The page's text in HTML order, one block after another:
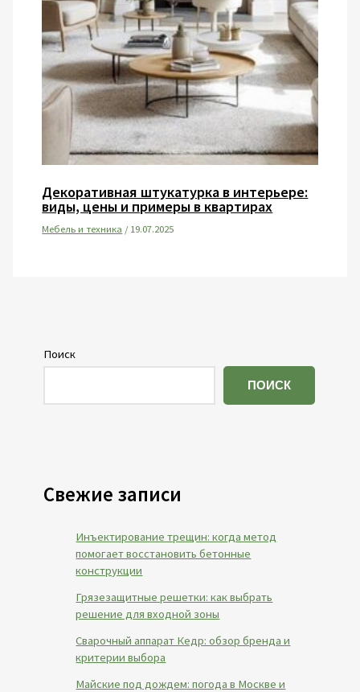
Декоративная штукатурка в интерьере:
виды, цены и примеры в квартирах
Мебель и техника /19.07.2025
Поиск
ПОИСК
Свежие записи
Инъектирование трещин: когда метод
помогает восстановить бетонные
конструкции
Грязезащитные решетки: как выбрать
решение для входной зоны
Сварочный аппарат Кедр: обзор бренда и
критерии выбора
Майские под дождем: погода в Москве и